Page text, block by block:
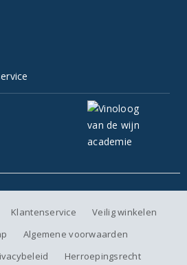
Klantenservice
Veilig winkelen
Algemene voorwaarden
Herroepingsrecht